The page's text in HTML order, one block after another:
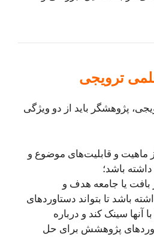
ترویجی
پژوهشگر باید از دو ویژگی
ماهیت و قابلیت‌های موضوع و
باشد؛
یا جامعه هدف و
باشد تا بتواند دستاوردهای
آنها سینک کند و درباره
پژوهشش برای حل